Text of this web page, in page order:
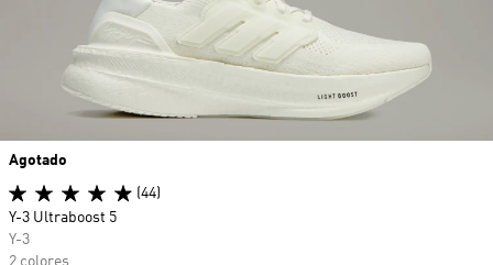
Agotado
(44)
Y-3 Ultraboost 5
Y-3
2 colores